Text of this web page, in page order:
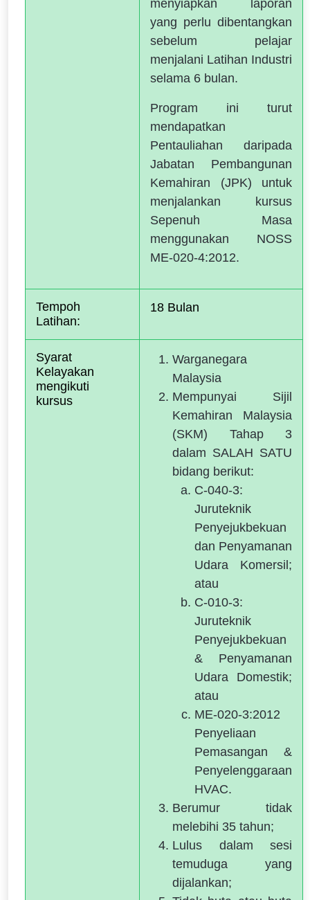
menyiapkan laporan
yang perlu dibentangkan
sebelum pelajar
menjalani Latihan Industri
selama 6 bulan.
Program ini turut
mendapatkan
Pentauliahan daripada
Jabatan Pembangunan
Kemahiran (JPK) untuk
menjalankan kursus
Sepenuh Masa
menggunakan NOSS
ME-020-4:2012.
Tempoh
Latihan:
18 Bulan
Syarat
Kelayakan
mengikuti
kursus
Warganegara
Malaysia
Mempunyai Sijil
Kemahiran Malaysia
(SKM) Tahap 3
dalam SALAH SATU
bidang berikut:
C-040-3:
Juruteknik
Penyejukbekuan
dan Penyamanan
Udara Komersil;
atau
C-010-3:
Juruteknik
Penyejukbekuan
& Penyamanan
Udara Domestik;
atau
ME-020-3:2012
Penyeliaan
Pemasangan &
Penyelenggaraan
HVAC.
Berumur tidak
melebihi 35 tahun;
Lulus dalam sesi
temuduga yang
dijalankan;